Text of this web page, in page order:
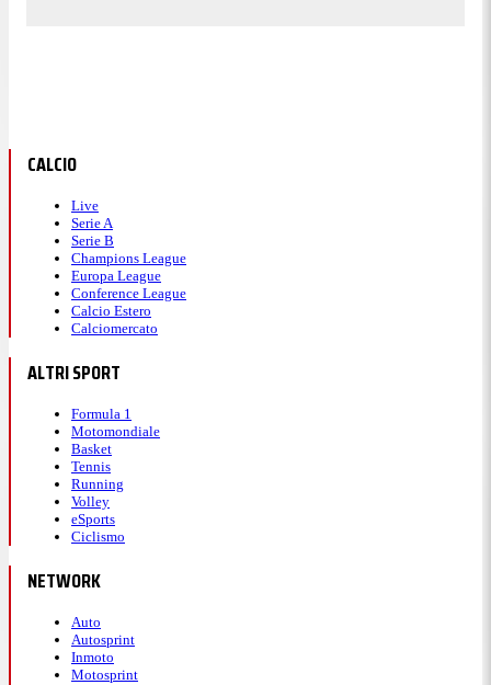
CALCIO
Live
Serie A
Serie B
Champions League
Europa League
Conference League
Calcio Estero
Calciomercato
ALTRI SPORT
Formula 1
Motomondiale
Basket
Tennis
Running
Volley
eSports
Ciclismo
NETWORK
Auto
Autosprint
Inmoto
Motosprint